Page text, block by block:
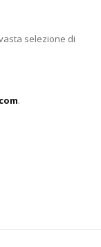
selezione di
.